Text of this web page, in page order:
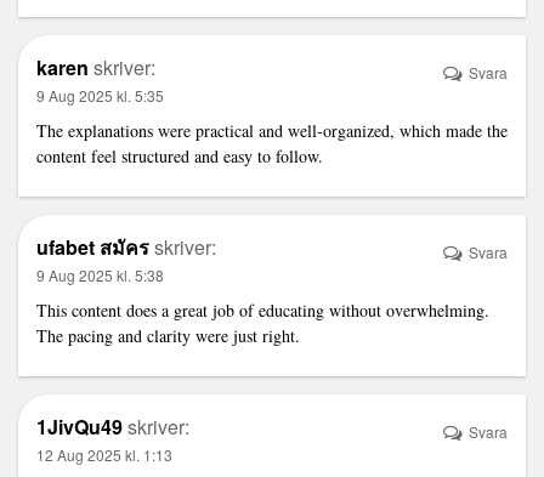
karen skriver:
9 Aug 2025 kl. 5:35
The explanations were practical and well-organized, which made the
content feel structured and easy to follow.
Svara
ufabet สมัครskriver:
9 Aug 2025 kl. 5:38
This content does a great job of educating without overwhelming.
The pacing and clarity were just right.
Svara
1JivQu49skriver:
12 Aug 2025 kl. 1:13
Svara